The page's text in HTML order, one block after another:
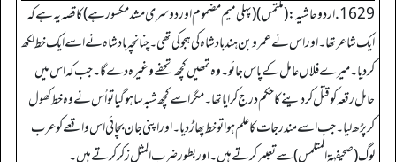
1629. اردو حاشیہ: (ملتمس)(پہلی میم مضموم ا ور دوسری مشد مکسور ہے) کا قصہ یہ ہے کہ
ایک شاعر تھا۔ اور اس نے عمرو بن ہند بادشاہ کی ہجو کی تھی۔چنانچہ بادشاہ نے اسے ا یک خط لکھ
کردیا۔میرے فلاں عامل کے پاس جائو۔وہ تمھیں کچھ تحفے وغیرہ دے گا۔جب کہ اس میں
حامل رقعہ کو قتل کردینے کا حکم درج کرایا تھا۔ مگر اسے کچھ شبہ سا ہوگیا تو اُ س نے وہ خط کھول
کر پڑھ لیا۔ جب اسے مندرجات کا علم ہوا تو خط پھاڑ دیا۔ اور اپنی جان بچائی اس واقعے کو عرب
لوگ (صحیفہۃ المتلمس) سے تعبیر کرتے ہیں۔اور بطور ضرب المثل زکر کرتے ہیں۔